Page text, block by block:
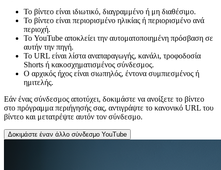
Το βίντεο είναι ιδιωτικό, διαγραμμένο ή μη διαθέσιμο.
Το βίντεο είναι περιορισμένο ηλικίας ή περιορισμένο ανά
περιοχή.
Το YouTube αποκλείει την αυτοματοποιημένη πρόσβαση σε
αυτήν την πηγή.
Το URL είναι λίστα αναπαραγωγής, κανάλι, τροφοδοσία
Shorts ή κακοσχηματισμένος σύνδεσμος.
Ο αρχικός ήχος είναι σιωπηλός, έντονα συμπιεσμένος ή
ημιτελής.
Εάν ένας σύνδεσμος αποτύχει, δοκιμάστε να ανοίξετε το βίντεο
στο πρόγραμμα περιήγησής σας, αντιγράψτε το κανονικό URL του
βίντεο και μετατρέψτε αυτόν τον σύνδεσμο.
Δοκιμάστε έναν άλλο σύνδεσμο YouTube